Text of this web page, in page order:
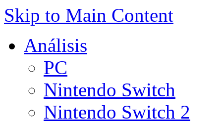
Skip to Main Content
Análisis
PC
Nintendo Switch
Nintendo Switch 2